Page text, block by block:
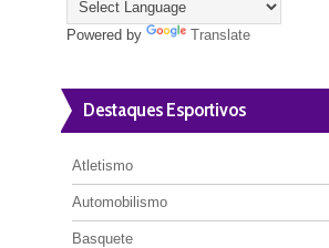
Powered by Translate
Destaques Esportivos
Atletismo
Automobilismo
Basquete